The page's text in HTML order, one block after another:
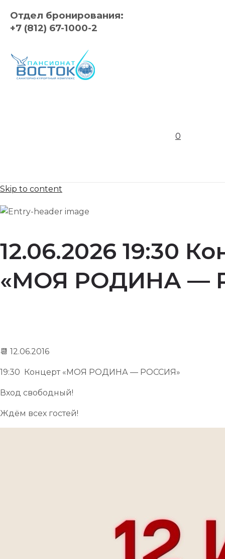
Отдел бронирования:
+7 (812) 67-1000-2
0
Skip to content
12.06.2026 19:30
«МОЯ РОДИНА —
📆 12.06.2016
19:30 Концерт «МОЯ РОДИНА — РОССИЯ»
Вход свободный!
Ждём всех гостей!